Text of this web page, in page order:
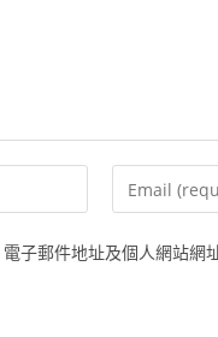
Enter
your
email
address
子郵件地址及個人網站網